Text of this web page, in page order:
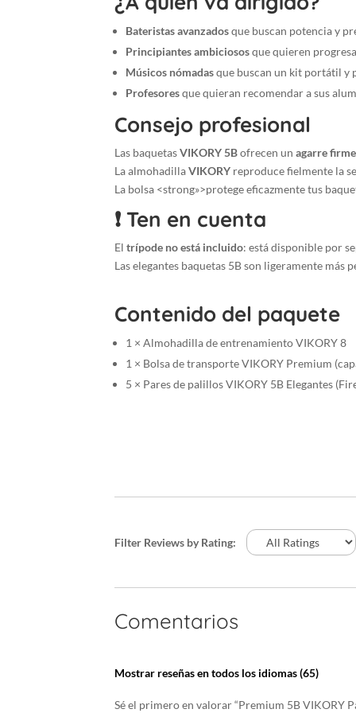
Bateristas avanzadosque buscan potencia y
Principiantes ambiciososque quieren
Músicos nómadasque buscan un kit portátil y
Profesoresque quieran recomendar a sus
Consejo profesional
Las baquetasVIKORY 5Bofrecen un agarre firme
La almohadillaVIKORY reproduce fielmente la
La bolsa <strong»>protege eficazmente tus
❗ Ten en cuenta
El trípode no está incluido: está disponible por
Las elegantes baquetas 5B son ligeramente más
Contenido del paquete
1 × Almohadilla de entrenamiento VIKORY 8
1 × Bolsa de transporte VIKORY Premium
5 × Pares de palillos VIKORY 5B Elegantes
Filter Reviews by Rating:
Comentarios
Mostrar reseñas en todos los idiomas (65)
Sé el primero en valorar “Premium 5B VIKORY